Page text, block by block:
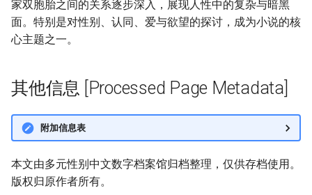
家双胞胎之间的关系逐步深入，展现人性中的复杂与暗黑
面。特别是对性别、认同、爱与欲望的探讨，成为小说的核
心主题之一。
其他信息 [Processed Page Metadata]
附加信息表
本文由多元性别中文数字档案馆归档整理，仅供存档使用。
版权归原作者所有。